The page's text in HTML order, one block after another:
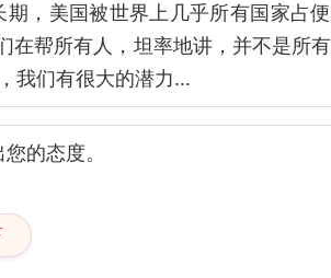
，美国被世界上几乎所有国家占便
帮所有人，坦率地讲，并不是所
我们有很大的潜力…
的态度。